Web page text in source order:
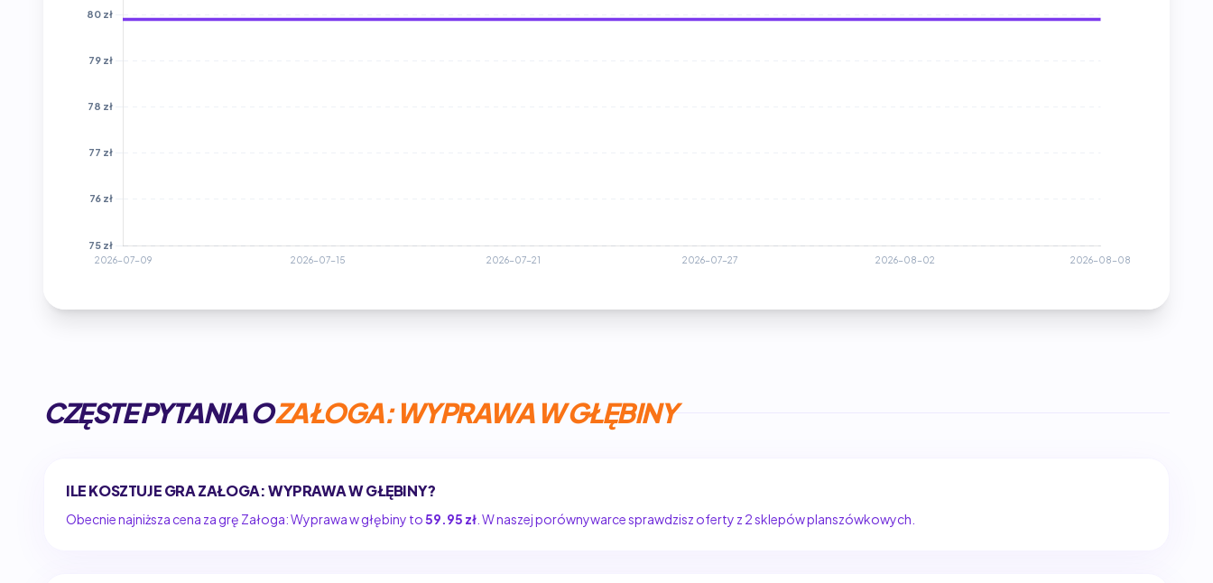
CZĘSTE PYTANIA OZAŁOGA: WYPRAWA W GŁĘBINY
ILE KOSZTUJE GRA ZAŁOGA: WYPRAWA W GŁĘBINY?
Obecnie najniższa cena za grę Załoga: Wyprawa w głębiny to59.95 zł . W naszej porównywarce sprawdzisz oferty z 2 sklepów planszówkowych.